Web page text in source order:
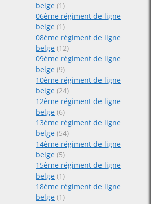
belge (1)
06ème régiment de ligne
belge (1)
08ème régiment de ligne
belge (12)
09ème régiment de ligne
belge (9)
10ème régiment de ligne
belge (24)
12ème régiment de ligne
belge (6)
13ème régiment de ligne
belge (54)
14ème régiment de ligne
belge (5)
15ème régiment de ligne
belge (1)
18ème régiment de ligne
belge (1)